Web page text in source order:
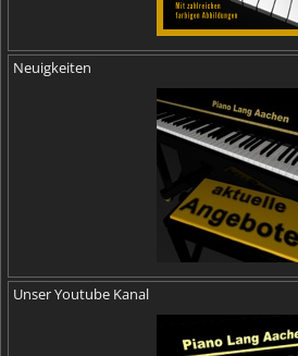
Neuigkeiten
Unser Youtube Kanal